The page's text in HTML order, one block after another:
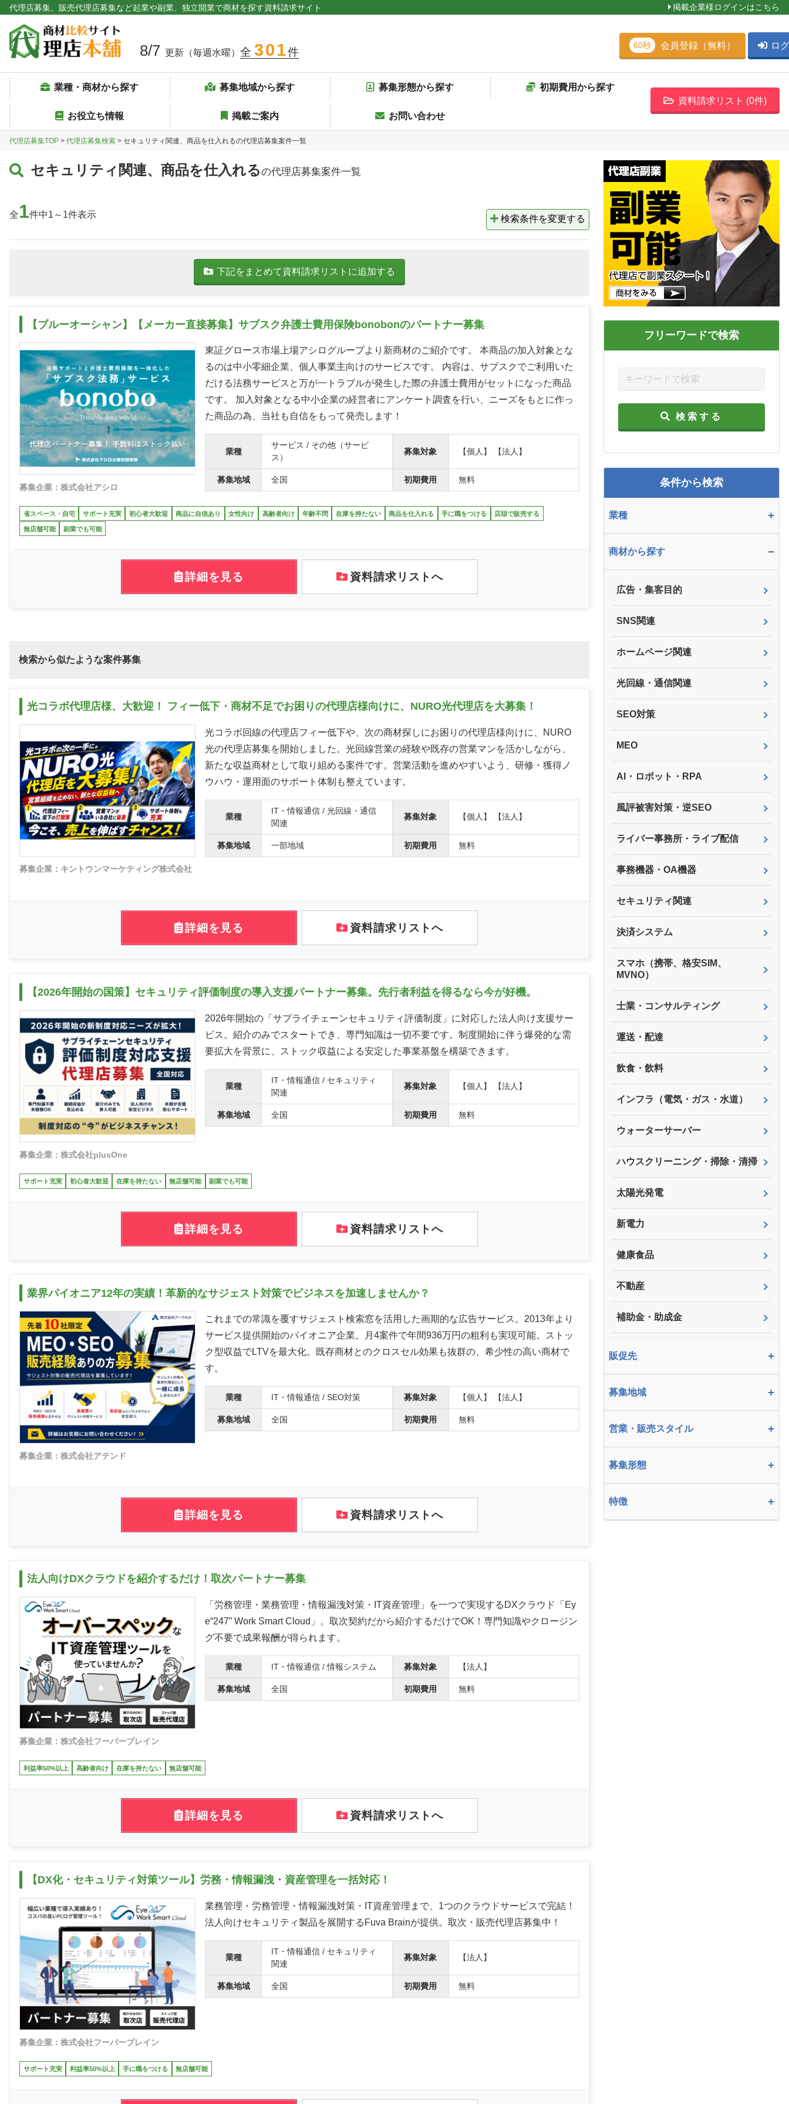
代理店募集、販売代理店募集など起業や副業、独立開業で商材を探す資料請求サイト 掲載企業様ログインはこちら
8/7 更新（毎週水曜） 全 301件
業種・商材から探す 募集地域から探す 募集形態から探す 初期費用から探す
お役立ち情報 掲載ご案内 お問い合わせ
資料請求リスト (0件)
60秒 会員登録（無料） ロ
代理店募集TOP > 代理店募集検索 > セキュリティ関連、商品を仕入れるの代理店募集案件一覧
セキュリティ関連、商品を仕入れるの代理店募集案件一覧
全1件中1～1件表示 検索条件を変更する
下記をまとめて資料請求リストに追加する
【ブルーオーシャン】【メーカー直接募集】サブスク弁護士費用保険bonobonのパートナー募集
募集企業：株式会社アシロ
東証グロース市場上場アシログループより新商材のご紹介です。 本商品の加入対象とな
るのは中小零細企業、個人事業主向けのサービスです。 内容は、サブスクでご利用いた
だける法務サービスと万が一トラブルが発生した際の弁護士費用がセットになった商品
です。 加入対象となる中小企業の経営者にアンケート調査を行い、ニーズをもとに作っ
た商品の為、当社も自信をもって発売します！
業種
サービス / その他（サービ
ス）
募集対象 【個人】 【法人】
募集地域 全国 初期費用 無料
省スペース・自宅 サポート充実 初心者大歓迎 商品に自信あり 女性向け 高齢者向け 年齢不問 在庫を持たない 商品を仕入れる 手に職をつける 店頭で販売する
無店舗可能 副業でも可能
詳細を見る 資料請求リストへ
検索から似たような案件募集
光コラボ代理店様、大歓迎！ フィー低下・商材不足でお困りの代理店様向けに、NURO光代理店を大募集！
募集企業：キントウンマーケティング株式会社
光コラボ回線の代理店フィー低下や、次の商材探しにお困りの代理店様向けに、NURO
光の代理店募集を開始しました。光回線営業の経験や既存の営業マンを活かしながら、
新たな収益商材として取り組める案件です。営業活動を進めやすいよう、研修・獲得ノ
ウハウ・運用面のサポート体制も整えています。
業種
IT・情報通信 / 光回線・通信
関連
募集対象 【個人】 【法人】
募集地域 一部地域 初期費用 無料
詳細を見る 資料請求リストへ
【2026年開始の国策】セキュリティ評価制度の導入支援パートナー募集。先行者利益を得るなら今が好機。
募集企業：株式会社plusOne
2026年開始の「サプライチェーンセキュリティ評価制度」に対応した法人向け支援サー
ビス。紹介のみでスタートでき、専門知識は一切不要です。制度開始に伴う爆発的な需
要拡大を背景に、ストック収益による安定した事業基盤を構築できます。
業種
IT・情報通信 / セキュリティ
関連
募集対象 【個人】 【法人】
募集地域 全国 初期費用 無料
サポート充実 初心者大歓迎 在庫を持たない 無店舗可能 副業でも可能
詳細を見る 資料請求リストへ
業界パイオニア12年の実績！革新的なサジェスト対策でビジネスを加速しませんか？
募集企業：株式会社アテンド
これまでの常識を覆すサジェスト検索窓を活用した画期的な広告サービス。2013年より
サービス提供開始のパイオニア企業。月4案件で年間936万円の粗利も実現可能。ストッ
ク型収益でLTVを最大化。既存商材とのクロスセル効果も抜群の、希少性の高い商材で
す。
業種 IT・情報通信 / SEO対策 募集対象 【個人】 【法人】
募集地域 全国 初期費用 無料
詳細を見る 資料請求リストへ
法人向けDXクラウドを紹介するだけ！取次パートナー募集
募集企業：株式会社フーバーブレイン
「労務管理・業務管理・情報漏洩対策・IT資産管理」を一つで実現するDXクラウド「Ey
e“247” Work Smart Cloud」。取次契約だから紹介するだけでOK！専門知識やクロージン
グ不要で成果報酬が得られます。
業種 IT・情報通信 / 情報システム 募集対象 【法人】
募集地域 全国 初期費用 無料
利益率50%以上 高齢者向け 在庫を持たない 無店舗可能
詳細を見る 資料請求リストへ
【DX化・セキュリティ対策ツール】労務・情報漏洩・資産管理を一括対応！
募集企業：株式会社フーバーブレイン
業務管理・労務管理・情報漏洩対策・IT資産管理まで、1つのクラウドサービスで完結！
法人向けセキュリティ製品を展開するFuva Brainが提供。取次・販売代理店募集中！
業種
IT・情報通信 / セキュリティ
関連
募集対象 【法人】
募集地域 全国 初期費用 無料
サポート充実 利益率50%以上 手に職をつける 無店舗可能
フリーワードで検索
検索する
条件から検索
業種 +
商材から探す −
広告・集客目的
SNS関連
ホームページ関連
光回線・通信関連
SEO対策
MEO
AI・ロボット・RPA
風評被害対策・逆SEO
ライバー事務所・ライブ配信
事務機器・OA機器
セキュリティ関連
決済システム
スマホ（携帯、格安SIM、
MVNO）
士業・コンサルティング
運送・配達
飲食・飲料
インフラ（電気・ガス・水道）
ウォーターサーバー
ハウスクリーニング・掃除・清掃
太陽光発電
新電力
健康食品
不動産
補助金・助成金
販促先 +
募集地域 +
営業・販売スタイル +
募集形態 +
特徴 +